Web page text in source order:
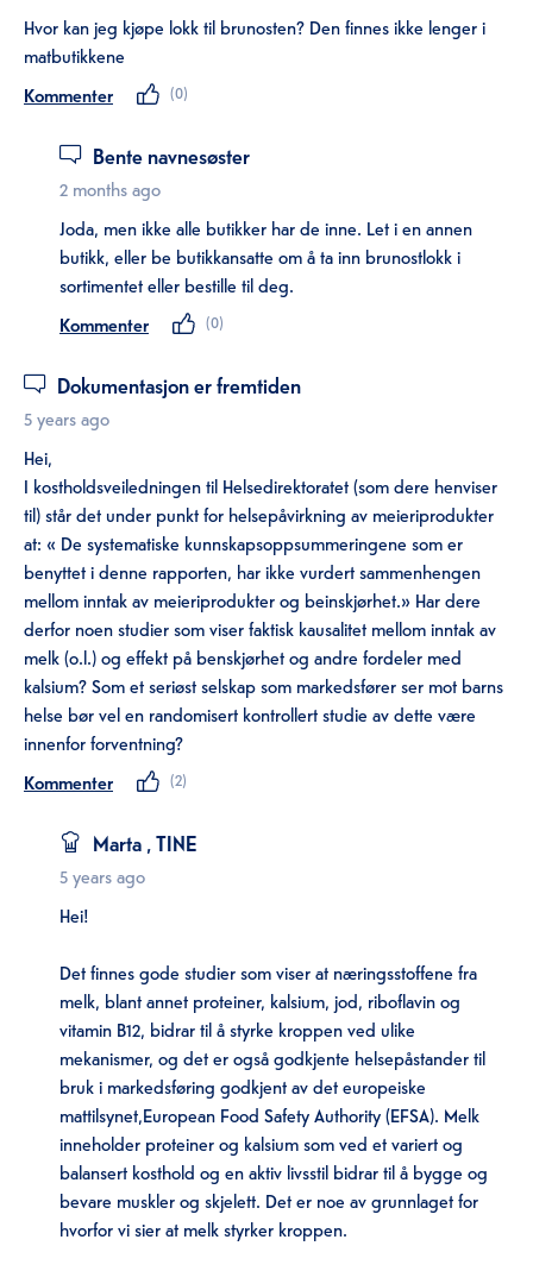
Hvor kan jeg kjøpe lokk til brunosten? Den finnes ikke lenger i
matbutikkene
Kommenter
(0)
Bente navnesøster
2 months ago
Joda, men ikke alle butikker har de inne. Let i en annen
butikk, eller be butikkansatte om å ta inn brunostlokk i
sortimentet eller bestille til deg.
Kommenter
(0)
Dokumentasjon er fremtiden
5 years ago
Hei,
I kostholdsveiledningen til Helsedirektoratet (som dere henviser
til) står det under punkt for helsepåvirkning av meieriprodukter
at: « De systematiske kunnskapsoppsummeringene som er
benyttet i denne rapporten, har ikke vurdert sammenhengen
mellom inntak av meieriprodukter og beinskjørhet.» Har dere
derfor noen studier som viser faktisk kausalitet mellom inntak av
melk (o.l.) og effekt på benskjørhet og andre fordeler med
kalsium? Som et seriøst selskap som markedsfører ser mot barns
helse bør vel en randomisert kontrollert studie av dette være
innenfor forventning?
Kommenter
(2)
Marta , TINE
5 years ago
Hei!
Det finnes gode studier som viser at næringsstoffene fra
melk, blant annet proteiner, kalsium, jod, riboflavin og
vitamin B12, bidrar til å styrke kroppen ved ulike
mekanismer, og det er også godkjente helsepåstander til
bruk i markedsføring godkjent av det europeiske
mattilsynet,European Food Safety Authority (EFSA). Melk
inneholder proteiner og kalsium som ved et variert og
balansert kosthold og en aktiv livsstil bidrar til å bygge og
bevare muskler og skjelett. Det er noe av grunnlaget for
hvorfor vi sier at melk styrker kroppen.